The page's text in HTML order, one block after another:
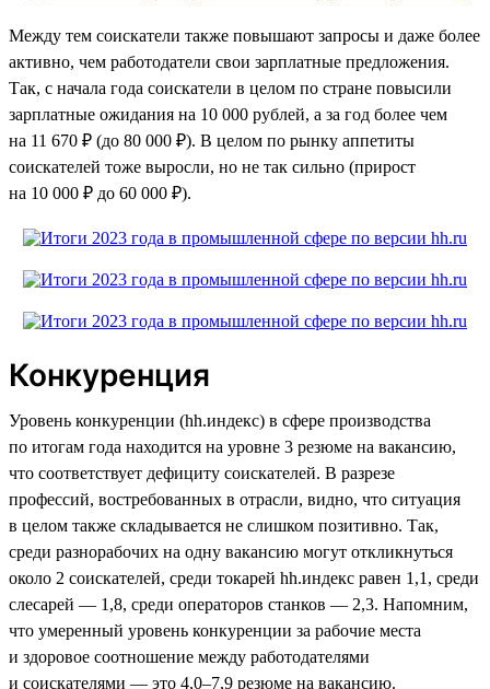
Между тем соискатели также повышают запросы и даже более
активно, чем работодатели свои зарплатные предложения.
Так, с начала года соискатели в целом по стране повысили
зарплатные ожидания на 10 000 рублей, а за год более чем
на 11 670 ₽ (до 80 000 ₽). В целом по рынку аппетиты
соискателей тоже выросли, но не так сильно (прирост
на 10 000 ₽ до 60 000 ₽).
Конкуренция
Уровень конкуренции (hh.индекс) в сфере производства
по итогам года находится на уровне 3 резюме на вакансию,
что соответствует дефициту соискателей. В разрезе
профессий, востребованных в отрасли, видно, что ситуация
в целом также складывается не слишком позитивно. Так,
среди разнорабочих на одну вакансию могут откликнуться
около 2 соискателей, среди токарей hh.индекс равен 1,1, среди
слесарей — 1,8, среди операторов станков — 2,3. Напомним,
что умеренный уровень конкуренции за рабочие места
и здоровое соотношение между работодателями
и соискателями — это 4,0–7,9 резюме на вакансию.